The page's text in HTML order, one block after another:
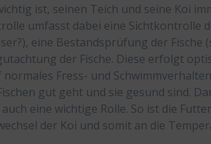
ist, seinen Teich und seine Koi
umfasst dabei eine Sichtkontrolle
eine Bestandsprüfung der Fische
der Fische. Diese erfolgt
Fress- und
gut geht und sie gesund sind.
eine wichtige Rolle. So ist die
der Koi und somit an die